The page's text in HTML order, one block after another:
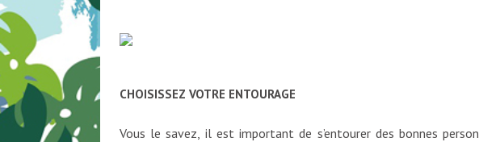
CHOISISSEZ VOTRE ENTOURAGE
Vous le savez, il est important de s’entourer des bonnes